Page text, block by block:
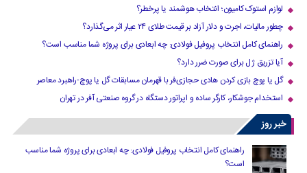
لوازم استوک کامیون؛ انتخاب هوشمند یا پرخطر؟
چطور مالیات، اجرت و دلار آزاد بر قیمت طلای ۲۴ عیار اثر می‌گذارد؟
راهنمای کامل انتخاب پروفیل فولادی: چه ابعادی برای پروژه شما مناسب است؟
آیا تزریق ژل برای صورت ضرر دارد​؟
گل یا پوچ بازی کردن هادی حجازی‌فر با قهرمان مسابقات گل یا پوچ-راهبرد معاصر
استخدام جوشکار، کارگر ساده و اپراتور دستگاه در گروه صنعتی آفر در تهران
خبر روز
راهنمای کامل انتخاب پروفیل فولادی: چه ابعادی برای پروژه شما مناسب
است؟